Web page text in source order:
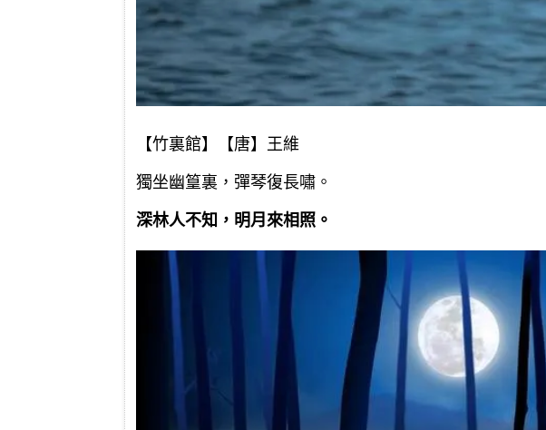
【竹裏館】【唐】王維
獨坐幽篁裏，彈琴復長嘯。
深林人不知，明月來相照。